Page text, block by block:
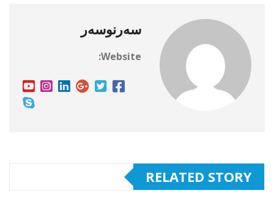
سەرنوسەر
Website:
RELATED STORY